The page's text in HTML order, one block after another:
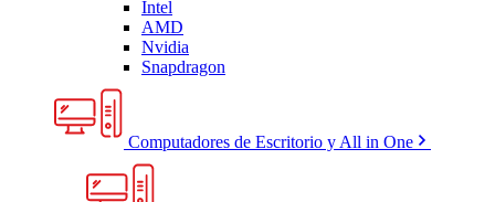
Intel
AMD
Nvidia
Snapdragon
Computadores de Escritorio y All in One